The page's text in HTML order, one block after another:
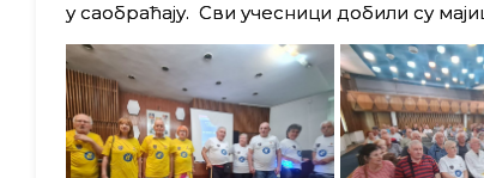
у саобраћају. Сви учесници добили су